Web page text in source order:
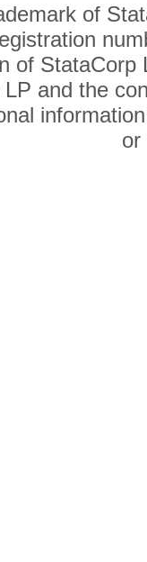
of
of
and the
or